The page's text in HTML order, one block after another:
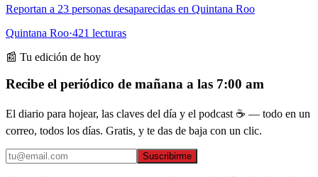
Reportan a 23 personas desaparecidas en Quintana Roo
Quintana Roo·421 lecturas
📰 Tu edición de hoy
Recibe el periódico de mañana a las 7:00 am
El diario para hojear, las claves del día y el podcast ☕ — todo en un
correo, todos los días. Gratis, y te das de baja con un clic.
Suscribirme